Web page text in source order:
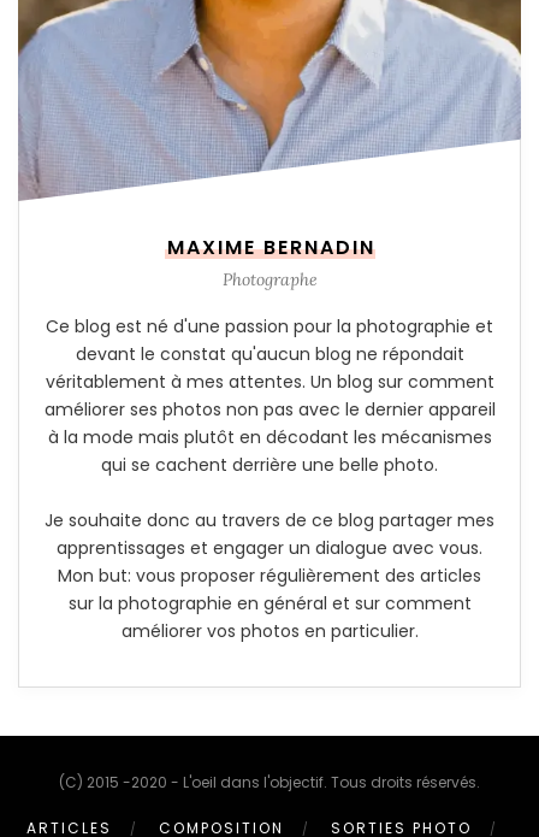
MAXIME BERNADIN
Photographe
Ce blog est né d'une passion pour la photographie et
devant le constat qu'aucun blog ne répondait
véritablement à mes attentes. Un blog sur comment
améliorer ses photos non pas avec le dernier appareil
à la mode mais plutôt en décodant les mécanismes
qui se cachent derrière une belle photo.
Je souhaite donc au travers de ce blog partager mes
apprentissages et engager un dialogue avec vous.
Mon but: vous proposer régulièrement des articles
sur la photographie en général et sur comment
améliorer vos photos en particulier.
(C) 2015 -2020 - L'oeil dans l'objectif. Tous droits réservés.
ARTICLES COMPOSITION SORTIES PHOTO